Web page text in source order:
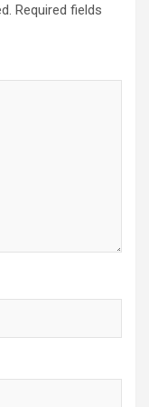
Required fields